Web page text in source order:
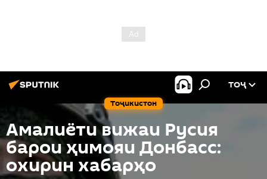
Тоҷикистон
ТОҶ
Амалиёти вижаи Русия
барои ҳимояи Донбасс:
охирин хабарҳо